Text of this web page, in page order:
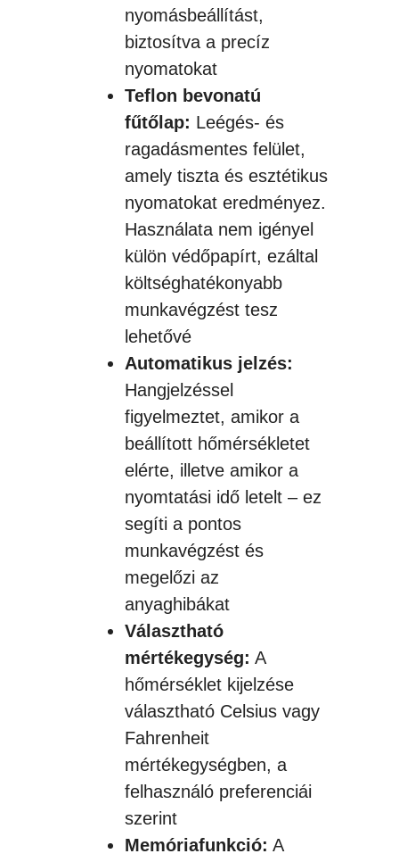
nyomásbeállítást,
biztosítva a precíz
nyomatokat
Teflon bevonatú
fűtőlap: Leégés- és
ragadásmentes felület,
amely tiszta és esztétikus
nyomatokat eredményez.
Használata nem igényel
külön védőpapírt, ezáltal
költséghatékonyabb
munkavégzést tesz
lehetővé
Automatikus jelzés:
Hangjelzéssel
figyelmeztet, amikor a
beállított hőmérsékletet
elérte, illetve amikor a
nyomtatási idő letelt – ez
segíti a pontos
munkavégzést és
megelőzi az
anyaghibákat
Választható
mértékegység: A
hőmérséklet kijelzése
választható Celsius vagy
Fahrenheit
mértékegységben, a
felhasználó preferenciái
szerint
Memóriafunkció: A